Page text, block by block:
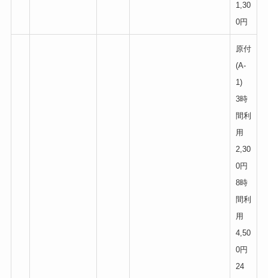
1,30
0円
原付
(A-
1)
3時
間利
用
2,30
0円
8時
間利
用
4,50
0円
24